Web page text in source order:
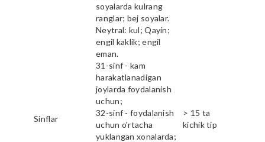
soyalarda kulrang
ranglar; bej soyalar.
Neytral: kul; Qayin;
engil kaklik; engil
eman.
Sinflar
31-sinf - kam
harakatlanadigan
joylarda foydalanish
uchun;
32-sinf - foydalanish
uchun o'rtacha
yuklangan xonalarda;
> 15 ta
kichik tip